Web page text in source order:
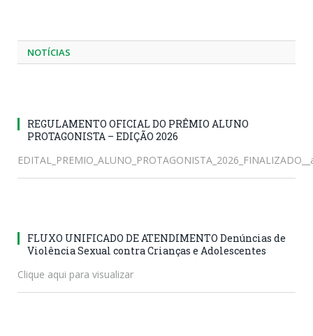
NOTÍCIAS
REGULAMENTO OFICIAL DO PRÊMIO ALUNO
PROTAGONISTA – EDIÇÃO 2026
FLUXO UNIFICADO DE ATENDIMENTO Denúncias de
Violência Sexual contra Crianças e Adolescentes
Clique aqui para visualizar